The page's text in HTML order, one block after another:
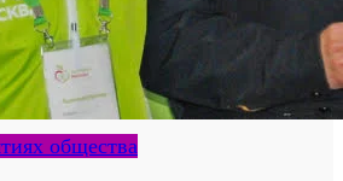
общества